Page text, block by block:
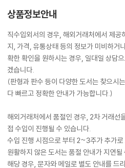
상품정보안내
직수입외서의 경우, 해외거래처에서 제공
지, 가격, 유통상태 등의 정보가 미비하거
확한 확인을 원하시는 경우, 일대일 상담
겠습니다.
(판형과 판수 등이 다양한 도서는 찾으시
다 빠르고 정확한 안내가 가능합니다.)
해외거래처에서 품절인 경우, 2차 거래선
접 수입이 진행될 수 있습니다.
수입 진행 시점으로 부터 2~3주가 추가
원활하지 않은 도서는 품절 안내가 지연될
해당 경우, 문자와 메일로 별도 안내를 드